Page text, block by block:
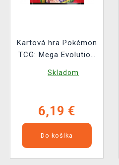
Kartová hra Pokémon
TCG: Mega Evolution
Booster (10 kariet)
Skladom
6,19 €
Do košíka